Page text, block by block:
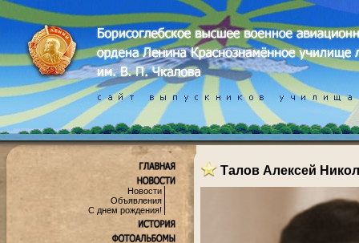
Новости
Объявления
С днем рождения!
Талов Алексей